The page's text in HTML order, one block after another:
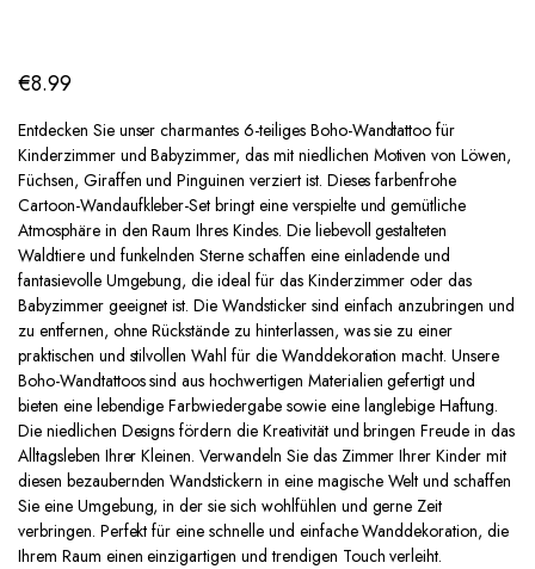
€8.99
Entdecken Sie unser charmantes 6-teiliges Boho-Wandtattoo für
Kinderzimmer und Babyzimmer, das mit niedlichen Motiven von Löwen,
Füchsen, Giraffen und Pinguinen verziert ist. Dieses farbenfrohe
Cartoon-Wandaufkleber-Set bringt eine verspielte und gemütliche
Atmosphäre in den Raum Ihres Kindes. Die liebevoll gestalteten
Waldtiere und funkelnden Sterne schaffen eine einladende und
fantasievolle Umgebung, die ideal für das Kinderzimmer oder das
Babyzimmer geeignet ist. Die Wandsticker sind einfach anzubringen und
zu entfernen, ohne Rückstände zu hinterlassen, was sie zu einer
praktischen und stilvollen Wahl für die Wanddekoration macht. Unsere
Boho-Wandtattoos sind aus hochwertigen Materialien gefertigt und
bieten eine lebendige Farbwiedergabe sowie eine langlebige Haftung.
Die niedlichen Designs fördern die Kreativität und bringen Freude in das
Alltagsleben Ihrer Kleinen. Verwandeln Sie das Zimmer Ihrer Kinder mit
diesen bezaubernden Wandstickern in eine magische Welt und schaffen
Sie eine Umgebung, in der sie sich wohlfühlen und gerne Zeit
verbringen. Perfekt für eine schnelle und einfache Wanddekoration, die
Ihrem Raum einen einzigartigen und trendigen Touch verleiht.